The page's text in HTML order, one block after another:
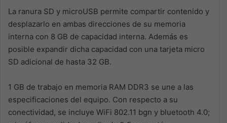
La ranura SD y microUSB permite compartir contenido y
desplazarlo en ambas direcciones de su memoria
interna con 8 GB de capacidad interna. Además es
posible expandir dicha capacidad con una tarjeta micro
SD adicional de hasta 32 GB.
1 GB de trabajo en memoria RAM DDR3 se une a las
especificaciones del equipo. Con respecto a su
conectividad, se incluye WiFi 802.11 bgn y bluetooth 4.0;